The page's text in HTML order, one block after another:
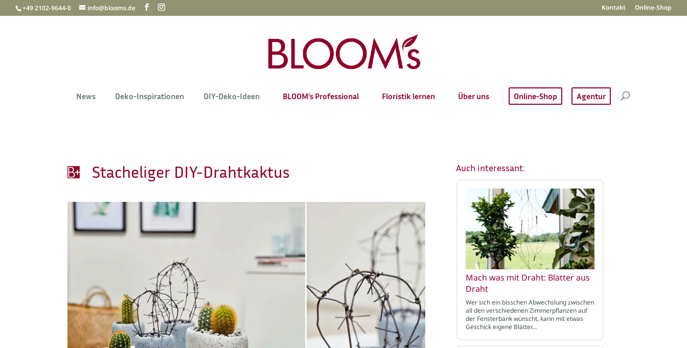
+49 2102-9644-0 info@blooms.de Kontakt Online-Shop
News Deko-Inspirationen DIY-Deko-Ideen BLOOM’s Professional Floristik lernen Über uns Online-Shop Agentur
Stacheliger DIY-Drahtkaktus Auch interessant:
Mach was mit Draht: Blätter aus
Draht
Wer sich ein bisschen Abwechslung zwischen
all den verschiedenen Zimmerpflanzen auf
der Fensterbank wünscht, kann mit etwas
Geschick eigene Blätter…